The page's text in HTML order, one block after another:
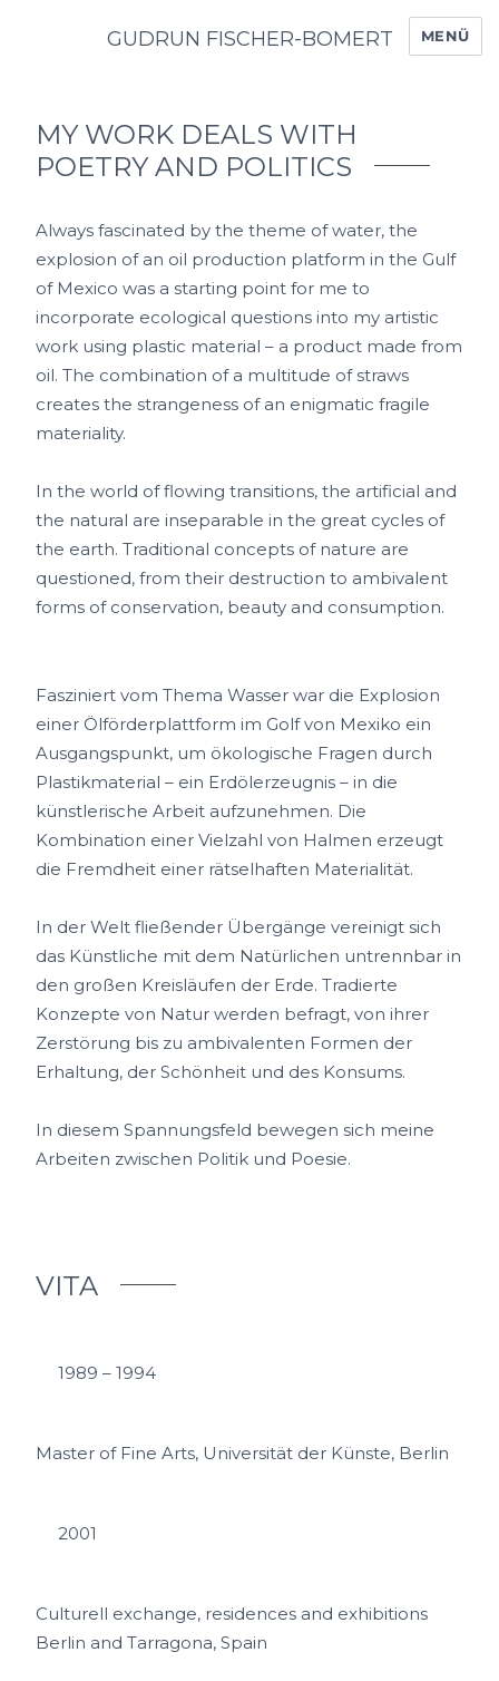
GUDRUN FISCHER-BOMERT MENÜ
MY WORK DEALS WITH
POETRY AND POLITICS
Always fascinated by the theme of water, the
explosion of an oil production platform in the Gulf
of Mexico was a starting point for me to
incorporate ecological questions into my artistic
work using plastic material – a product made from
oil. The combination of a multitude of straws
creates the strangeness of an enigmatic fragile
materiality.
In the world of flowing transitions, the artificial and
the natural are inseparable in the great cycles of
the earth. Traditional concepts of nature are
questioned, from their destruction to ambivalent
forms of conservation, beauty and consumption.
Fasziniert vom Thema Wasser war die Explosion
einer Ölförderplattform im Golf von Mexiko ein
Ausgangspunkt, um ökologische Fragen durch
Plastikmaterial – ein Erdölerzeugnis – in die
künstlerische Arbeit aufzunehmen. Die
Kombination einer Vielzahl von Halmen erzeugt
die Fremdheit einer rätselhaften Materialität.
In der Welt fließender Übergänge vereinigt sich
das Künstliche mit dem Natürlichen untrennbar in
den großen Kreisläufen der Erde. Tradierte
Konzepte von Natur werden befragt, von ihrer
Zerstörung bis zu ambivalenten Formen der
Erhaltung, der Schönheit und des Konsums.
In diesem Spannungsfeld bewegen sich meine
Arbeiten zwischen Politik und Poesie.
VITA
1989 – 1994
Master of Fine Arts, Universität der Künste, Berlin
2001
Culturell exchange, residences and exhibitions
Berlin and Tarragona, Spain